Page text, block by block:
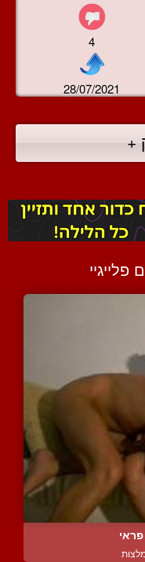
4
28/07/2021
+